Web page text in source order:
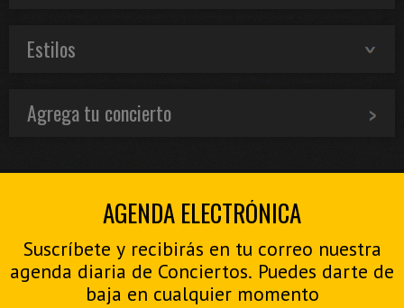
Estilos
Agrega tu concierto
AGENDA ELECTRÓNICA
Suscríbete y recibirás en tu correo nuestra
agenda diaria de Conciertos. Puedes darte de
baja en cualquier momento